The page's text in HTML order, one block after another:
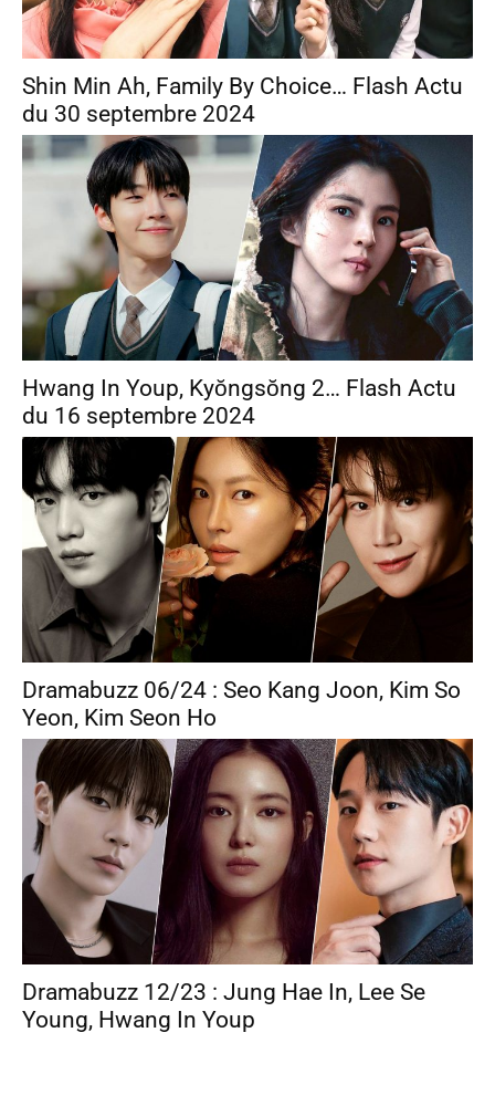
Shin Min Ah, Family By Choice… Flash Actu
du 30 septembre 2024
Hwang In Youp, Kyŏngsŏng 2… Flash Actu
du 16 septembre 2024
Dramabuzz 06/24 : Seo Kang Joon, Kim So
Yeon, Kim Seon Ho
Dramabuzz 12/23 : Jung Hae In, Lee Se
Young, Hwang In Youp